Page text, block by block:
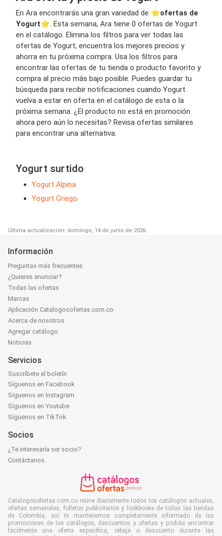
En Ara encontrarás una gran variedad de ⭐️ofertas de
Yogurt⭐️. Esta semana, Ara tiene 0 ofertas de Yogurt
en el catálogo. Elimina los filtros para ver todas las
ofertas de Yogurt, encuentra los mejores precios y
ahorra en tu próxima compra. Usa los filtros para
encontrar las ofertas de tu tienda o producto favorito y
compra al precio más bajo posible. Puedes guardar tu
búsqueda para recibir notificaciones cuando Yogurt
vuelva a estar en oferta en el catálogo de esta o la
próxima semana. ¿El producto no está en promoción
ahora pero aún lo necesitas? Revisa ofertas similares
para encontrar una alternativa.
Yogurt surtido
Yogurt Alpina
Yogurt Griego
Última actualización: domingo, 14 de junio de 2026
Información
Preguntas más frecuentes
¿Quieres anunciar?
Todas las ofertas
Marcas
Aplicación Catalogosofertas.com.co
Acerca de nosotros
Agregar catálogo
Noticias
Servicios
Suscríbete al boletín
Síguenos en Facebook
Síguenos en Instagram
Síguenos en Youtube
Síguenos en TikTok
Socios
¿Te interesaría ser socio?
Contáctanos
Catalogosofertas.com.co reúne diariamente todos los catálogos actuales,
ofertas semanales, folletos publicitarios y lookbooks de todas las tiendas
de Colombia, así te mantenemos completamente informado de las
promociones de los catálogos, descuentos y ofertas y podrás encontrar
fácilmente una oferta específica, rebaja o descuento durante las